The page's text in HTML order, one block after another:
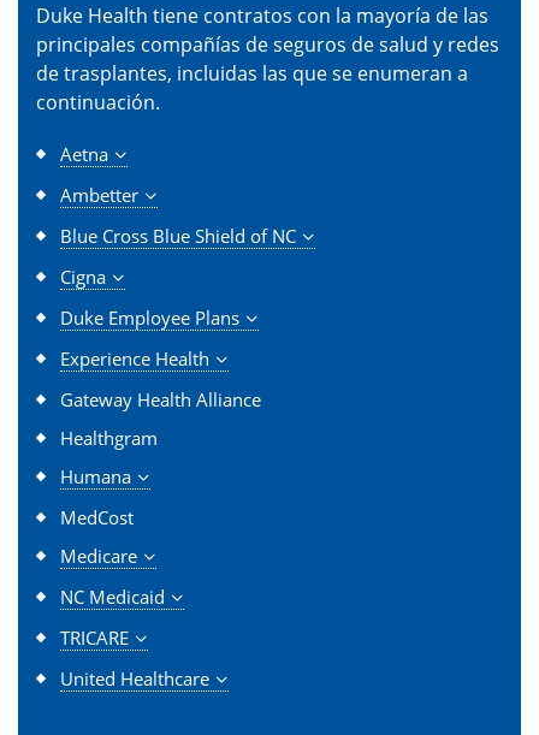
Duke Health tiene contratos con la mayoría de las
principales compañías de seguros de salud y redes
de trasplantes, incluidas las que se enumeran a
continuación.
Aetna
Ambetter
Blue Cross Blue Shield of NC
Cigna
Duke Employee Plans
Experience Health
Gateway Health Alliance
Healthgram
Humana
MedCost
Medicare
NC Medicaid
TRICARE
United Healthcare